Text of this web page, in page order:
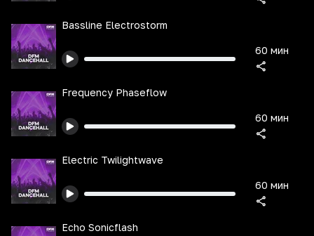
Bassline Electrostorm
60 мин
Frequency Phaseflow
60 мин
Electric Twilightwave
60 мин
Echo Sonicflash